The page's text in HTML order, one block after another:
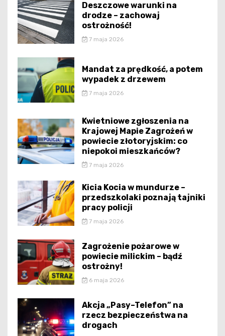
Deszczowe warunki na
drodze – zachowaj
ostrożność!
7 maja 2026
Mandat za prędkość, a potem
wypadek z drzewem
7 maja 2026
Kwietniowe zgłoszenia na
Krajowej Mapie Zagrożeń w
powiecie złotoryjskim: co
niepokoi mieszkańców?
7 maja 2026
Kicia Kocia w mundurze –
przedszkolaki poznają tajniki
pracy policji
7 maja 2026
Zagrożenie pożarowe w
powiecie milickim – bądź
ostrożny!
6 maja 2026
Akcja „Pasy–Telefon” na
rzecz bezpieczeństwa na
drogach